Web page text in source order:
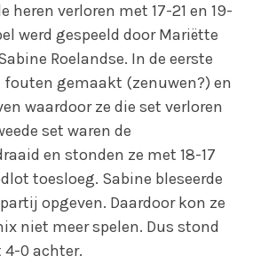
heren verloren met 17-21 en 19-
werd gespeeld door Mariëtte
Roelandse. In de eerste
fouten gemaakt (zenuwen?) en
waardoor ze die set verloren
set waren de
en stonden ze met 18-17
toesloeg. Sabine bleseerde
opgeven. Daardoor kon ze
niet meer spelen. Dus stond
0 achter.